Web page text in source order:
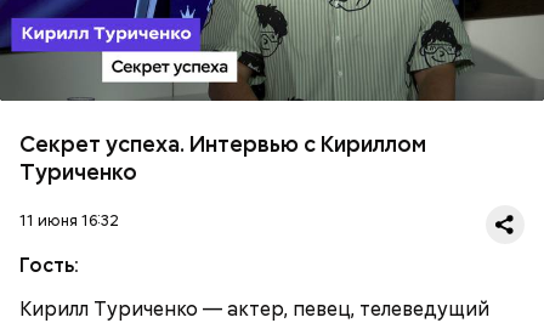
Секрет успеха. Интервью с Кириллом
Туриченко
11 июня 16:32
Гость:
Кирилл Туриченко — актер, певец, телеведущий